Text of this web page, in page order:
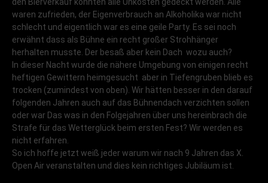
waren zufrieden, der Eigenverbrauch an Alkoholika war nicht
schlecht und eigentlich war es eine geile Party. Es sei noch
erwähnt dass als Bühne ein recht großer Strohhänger
herhalten musste. Der besaß aber kein Dach  wozu auch?
In dieser Nacht wurde die nähere Umgebung von einigen recht
heftigen Gewittern heimgesucht  aber in Tiefengruben blieb es
trocken (zumindest von oben). Wir hätten besser in den darauf
folgenden Jahren auch auf das Bühnendach verzichten sollen 
oder war Das was in den Folgejahren über uns hereinbrach die
Strafe für das Wetterglück beim ersten Fest? Wir werden es
nicht erfahren.
So ich hoffe jetzt weiß jeder warum wir nach 9 Jahren das X.
Open Air veranstalten und dies kein richtiges Jubiläum ist.